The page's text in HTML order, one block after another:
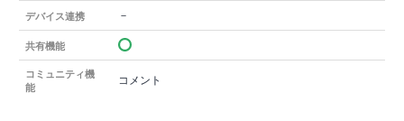
デバイス連携 －
共有機能
コミュニティ機
能
コメント